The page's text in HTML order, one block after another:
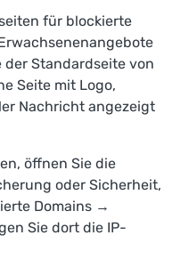
für blockierte
Standardseite von
Seite mit Logo,
Nachricht angezeigt
öffnen Sie die
oder Sicherheit,
Domains →
Sie dort die IP-